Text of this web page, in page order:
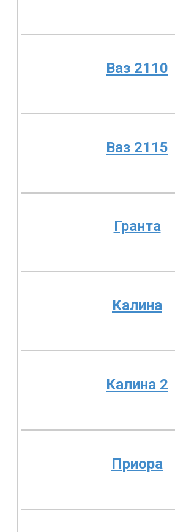
Ваз 2110
Ваз 2115
Гранта
Калина
Калина 2
Приора